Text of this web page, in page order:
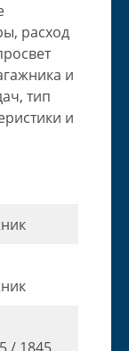
расход
и
тип
и